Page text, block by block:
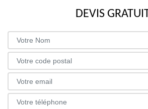
DEVIS GRATUIT